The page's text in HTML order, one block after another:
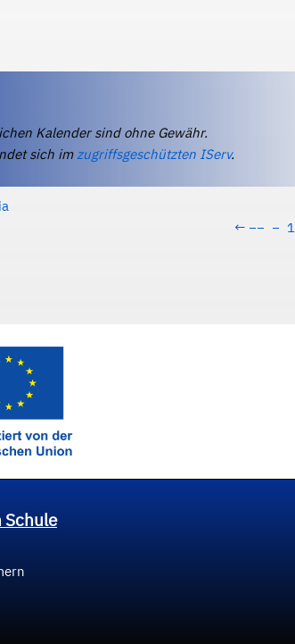
Kalender sind ohne Gewähr.
sich imzugriffsgeschützten IServ.
← −− −
Schule